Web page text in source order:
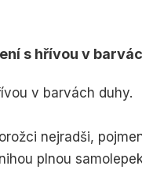
Young adult
s hřívou v
v barvách duhy.
nejradši,
plnou